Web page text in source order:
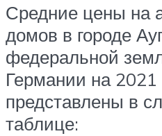
Средние цены на
домов в городе
федеральной
Германии на 2021
представлены в
таблице: